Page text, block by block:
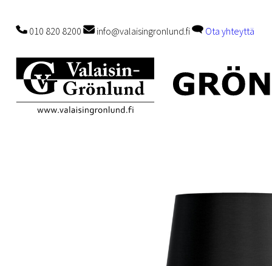
010 820 8200 info@valaisingronlund.fi Ota yhteyttä